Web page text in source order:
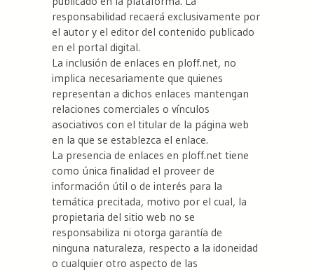
responsabilidad recaerá exclusivamente por
el autor y el editor del contenido publicado
en el portal digital.
La inclusión de enlaces en ploff.net, no
implica necesariamente que quienes
representan a dichos enlaces mantengan
relaciones comerciales o vínculos
asociativos con el titular de la página web
en la que se establezca el enlace.
La presencia de enlaces en ploff.net tiene
como única finalidad el proveer de
información útil o de interés para la
temática precitada, motivo por el cual, la
propietaria del sitio web no se
responsabiliza ni otorga garantía de
ninguna naturaleza, respecto a la idoneidad
o cualquier otro aspecto de las